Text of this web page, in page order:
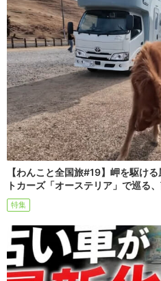
【わんこと全国旅#19】岬を駆け
トカーズ「オーステリア」で巡る
特集